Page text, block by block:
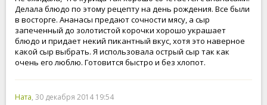
Делала блюдо по этому рецепту на день рождения. Все были
в восторге. Ананасы предают сочности мясу, а сыр
запеченный до золотистой корочки хорошо украшает
блюдо и придает некий пикантный вкус, хотя это наверное
какой сыр выбрать. Я использовала острый сыр так как
очень его люблю. Готовится быстро и без хлопот.
Ната, 30 декабря 2014 19:54